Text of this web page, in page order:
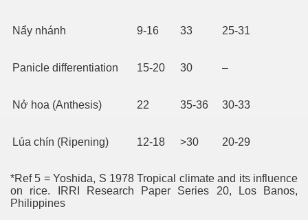
Nẩy nhánh 9-16 33 25-31
Panicle differentiation 15-20 30 –
Nở hoa (Anthesis) 22 35-36 30-33
Lúa chín (Ripening) 12-18 >30 20-29
*Ref 5 = Yoshida, S 1978 Tropical climate and its influence
on rice. IRRI Research Paper Series 20, Los Banos,
Philippines